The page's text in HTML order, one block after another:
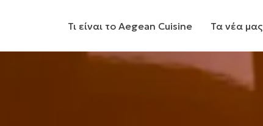
Τι είναι το Aegean Cuisine Τα νέα μας